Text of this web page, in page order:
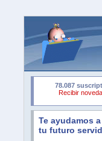
Te ayudamos
tu futuro